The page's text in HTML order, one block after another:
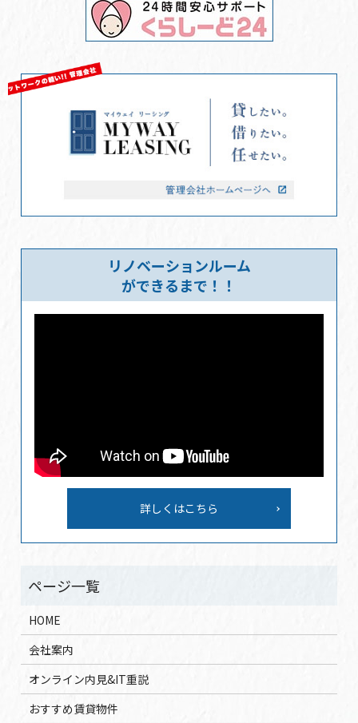
リノベーションルーム
ができるまで！！
詳しくはこちら
HOME
会社案内
オンライン内見&IT重説
おすすめ賃貸物件